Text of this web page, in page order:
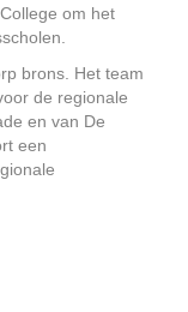
om het
brons. Het team
de regionale
en van De
een